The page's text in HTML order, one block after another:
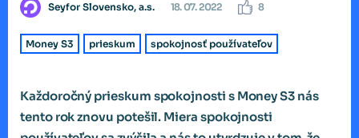
Seyfor Slovensko, a.s. 18. 07. 2022 8
Money S3 prieskum spokojnosť používateľov
Každoročný prieskum spokojnosti s Money S3 nás
tento rok znovu potešil. Miera spokojnosti